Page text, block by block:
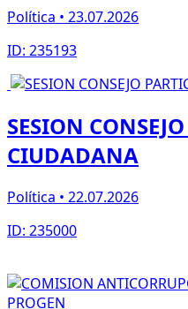
Política • 23.07.2026
ID: 235193
SESION
CIUDADANA
Política • 22.07.2026
ID: 235000